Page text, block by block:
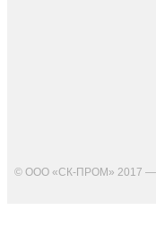
© ООО «СК-ПРОМ» 2017 —